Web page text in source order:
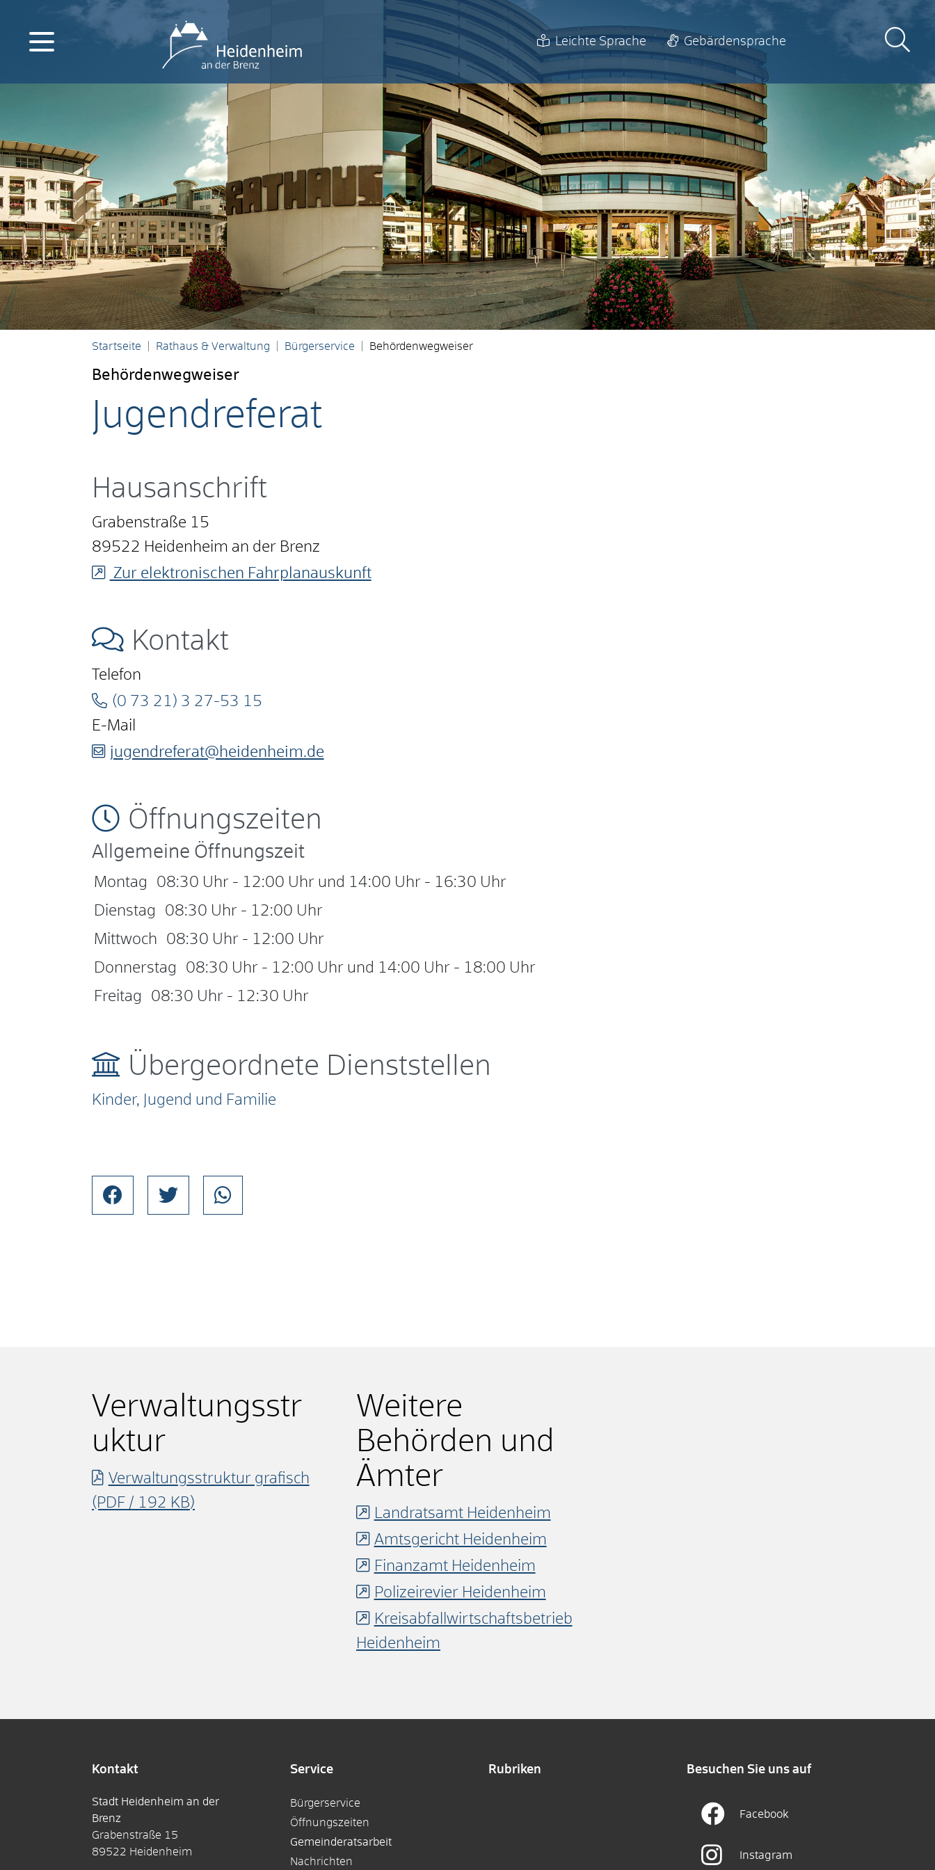
Leichte Sprache Gebärdensprache
Startseite Rathaus & Verwaltung Bürgerservice Behördenwegweiser
Behördenwegweiser
Jugendreferat
Hausanschrift
Grabenstraße 15
89522 Heidenheim an der Brenz
Zur elektronischen Fahrplanauskunft
Kontakt
Telefon
(0 73 21) 3 27-53 15
E-Mail
jugendreferat@heidenheim.de
Öffnungszeiten
Allgemeine Öffnungszeit
Montag 08:30 Uhr - 12:00 Uhr und 14:00 Uhr - 16:30 Uhr
Dienstag
08:30 Uhr - 12:00 Uhr
Mittwoch
08:30 Uhr - 12:00 Uhr
Donnerstag
08:30 Uhr - 12:00 Uhr und 14:00 Uhr - 18:00 Uhr
Freitag
08:30 Uhr - 12:30 Uhr
Übergeordnete Dienststellen
Kinder, Jugend und Familie
Verwaltungsstr
uktur
Verwaltungsstruktur grafisch
(PDF / 192 KB)
Weitere
Behörden und
Ämter
Landratsamt Heidenheim
Amtsgericht Heidenheim
Finanzamt Heidenheim
Polizeirevier Heidenheim
Kreisabfallwirtschaftsbetrieb
Heidenheim
Kontakt
Stadt Heidenheim an der
Brenz
Grabenstraße 15
89522 Heidenheim
Service
Bürgerservice
Öffnungszeiten
Gemeinderatsarbeit
Nachrichten
Rubriken Besuchen Sie uns auf
Facebook
Instagram